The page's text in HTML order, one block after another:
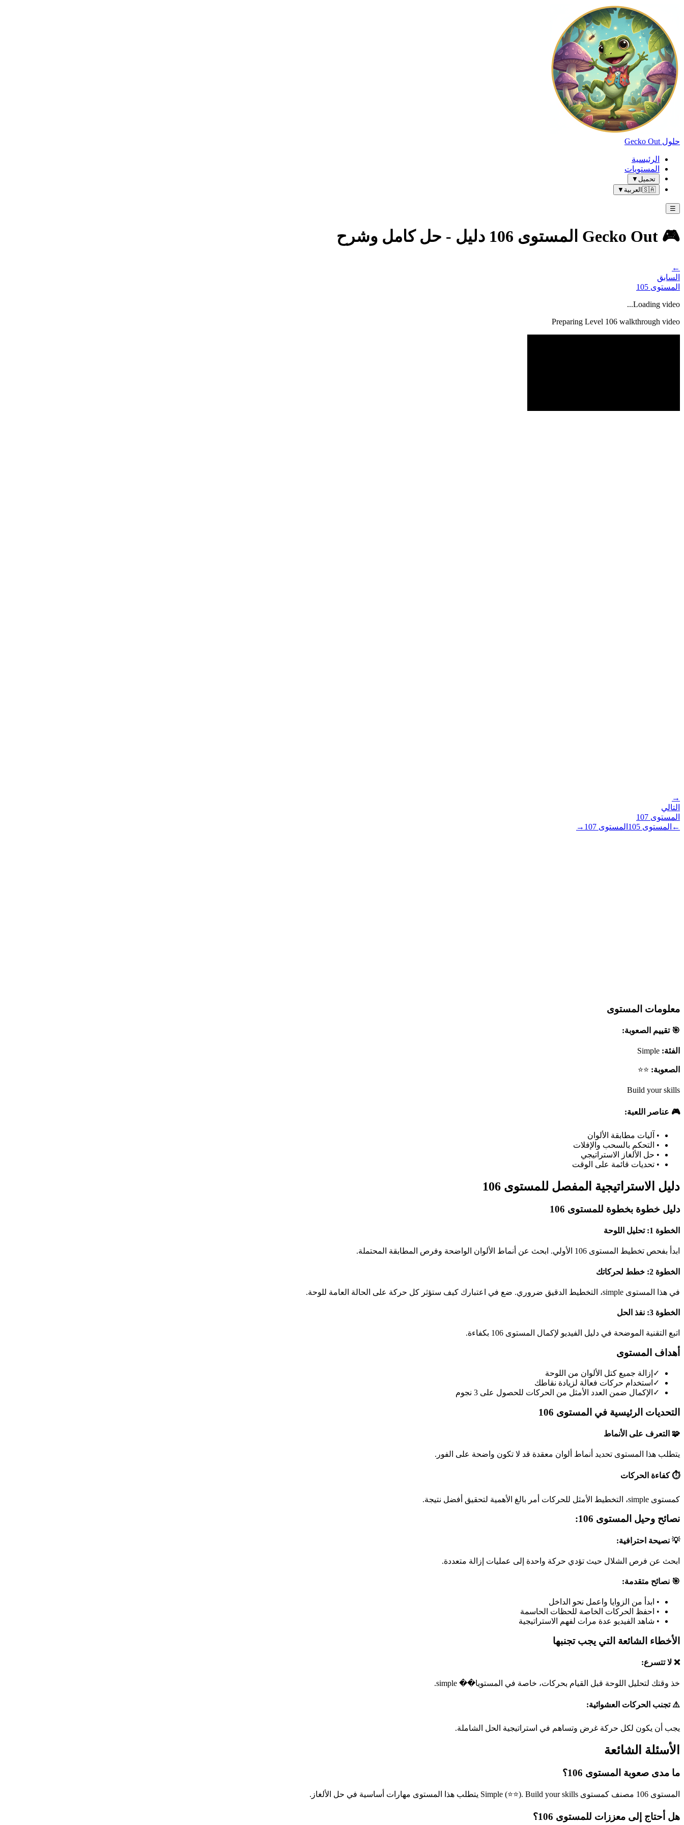
حلول Gecko Out
الرئيسية
المستويات
تحميل ▼
🇸🇦 العربية ▼
☰
🎮 Gecko Out المستوى 106 دليل - حل كامل وشرح
←
السابق
المستوى 105
Loading video...
Preparing Level 106 walkthrough video
→
التالي
المستوى 107
← المستوى 105 المستوى 107
→
معلومات المستوى
🎯 تقييم الصعوبة:
الفئة: Simple
الصعوبة: ⭐⭐
Build your skills
🎮 عناصر اللعبة:
• آليات مطابقة الألوان
• التحكم بالسحب والإفلات
• حل الألغاز الاستراتيجي
• تحديات قائمة على الوقت
دليل الاستراتيجية المفصل للمستوى 106
دليل خطوة بخطوة للمستوى 106
الخطوة 1: تحليل اللوحة
ابدأ بفحص تخطيط المستوى 106 الأولي. ابحث عن أنماط الألوان الواضحة وفرص المطابقة المحتملة.
الخطوة 2: خطط لحركاتك
في هذا المستوى simple، التخطيط الدقيق ضروري. ضع في اعتبارك كيف ستؤثر كل حركة على الحالة العامة للوحة.
الخطوة 3: نفذ الحل
اتبع التقنية الموضحة في دليل الفيديو لإكمال المستوى 106 بكفاءة.
أهداف المستوى
✓ إزالة جميع كتل الألوان من اللوحة
✓ استخدام حركات فعالة لزيادة نقاطك
✓ الإكمال ضمن العدد الأمثل من الحركات للحصول على 3 نجوم
التحديات الرئيسية في المستوى 106
🧩 التعرف على الأنماط
يتطلب هذا المستوى تحديد أنماط ألوان معقدة قد لا تكون واضحة على الفور.
⏱️ كفاءة الحركات
كمستوى simple، التخطيط الأمثل للحركات أمر بالغ الأهمية لتحقيق أفضل نتيجة.
نصائح وحيل المستوى 106:
💡 نصيحة احترافية:
ابحث عن فرص الشلال حيث تؤدي حركة واحدة إلى عمليات إزالة متعددة.
🎯 نصائح متقدمة:
• ابدأ من الزوايا واعمل نحو الداخل
• احفظ الحركات الخاصة للحظات الحاسمة
• شاهد الفيديو عدة مرات لفهم الاستراتيجية
الأخطاء الشائعة التي يجب تجنبها
❌ لا تتسرع:
خذ وقتك لتحليل اللوحة قبل القيام بحركات، خاصة في المستويا�� simple.
⚠️ تجنب الحركات العشوائية:
يجب أن يكون لكل حركة غرض وتساهم في استراتيجية الحل الشاملة.
الأسئلة الشائعة
ما مدى صعوبة المستوى 106؟
المستوى 106 مصنف كمستوى Simple (⭐⭐). Build your skills يتطلب هذا المستوى مهارات أساسية في حل الألغاز.
هل أحتاج إلى معززات للمستوى 106؟